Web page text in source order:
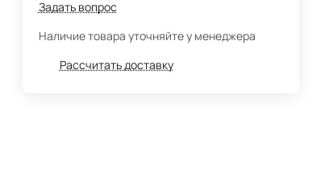
Задать вопрос
Наличие товара уточняйте у менеджера
Рассчитать доставку